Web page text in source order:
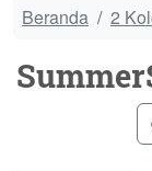
Beranda 2